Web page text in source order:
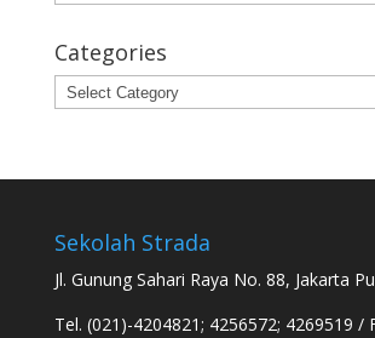
Categories
Categories
Sekolah Strada
Jl. Gunung Sahari Raya No. 88, Jakarta
Tel. (021)-4204821; 4256572; 4269519 /